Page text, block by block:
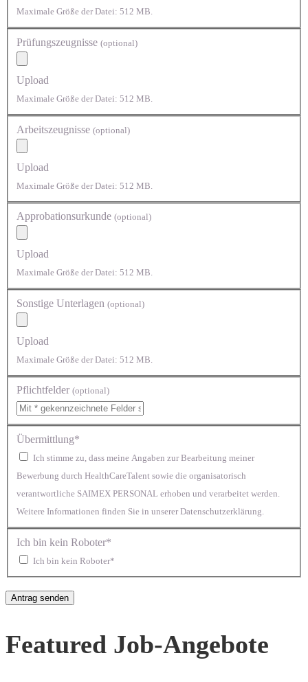
Maximale Größe der Datei: 512 MB.
Prüfungszeugnisse (optional)
Upload
Maximale Größe der Datei: 512 MB.
Arbeitszeugnisse (optional)
Upload
Maximale Größe der Datei: 512 MB.
Approbationsurkunde (optional)
Upload
Maximale Größe der Datei: 512 MB.
Sonstige Unterlagen (optional)
Upload
Maximale Größe der Datei: 512 MB.
Pflichtfelder (optional)
Übermittlung*
Ich stimme zu, dass meine Angaben zur Bearbeitung meiner
Bewerbung durch HealthCareTalent sowie die organisatorisch
verantwortliche SAIMEX PERSONAL erhoben und verarbeitet werden.
Weitere Informationen finden Sie in unserer Datenschutzerklärung.
Ich bin kein Roboter*
Ich bin kein Roboter*
Featured Job-Angebote